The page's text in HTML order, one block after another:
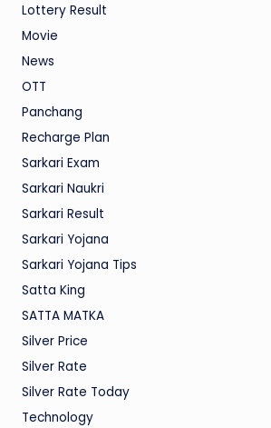
Lottery Result
Movie
News
OTT
Panchang
Recharge Plan
Sarkari Exam
Sarkari Naukri
Sarkari Result
Sarkari Yojana
Sarkari Yojana Tips
Satta King
SATTA MATKA
Silver Price
Silver Rate
Silver Rate Today
Technology